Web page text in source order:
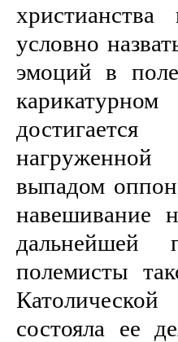
условно
эмоций в
карикатурном
выпадом
навешивание
дальнейшей
полемисты
состояла ее